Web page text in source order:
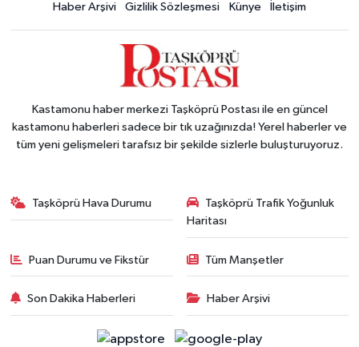
Haber Arşivi Gizlilik Sözleşmesi Künye İletişim
Kastamonu haber merkezi Taşköprü Postası ile en güncel
kastamonu haberleri sadece bir tık uzağınızda! Yerel haberler ve
tüm yeni gelişmeleri tarafsız bir şekilde sizlerle buluşturuyoruz.
Taşköprü Hava Durumu
Taşköprü Trafik Yoğunluk
Haritası
Puan Durumu ve Fikstür Tüm Manşetler
Son Dakika Haberleri Haber Arşivi